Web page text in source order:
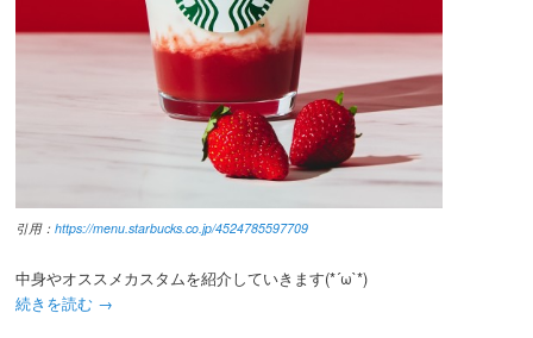
引用：https://menu.starbucks.co.jp/4524785597709
中身やオススメカスタムを紹介していきます(*´ω`*)
続きを読む →